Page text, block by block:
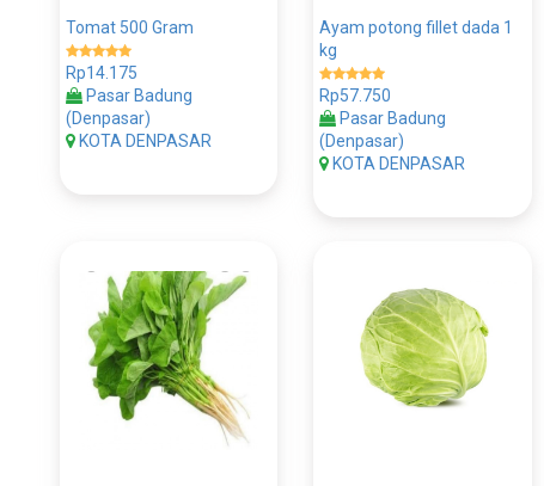
Tomat 500 Gram
Rp14.175
Pasar Badung
(Denpasar)
KOTA DENPASAR
Ayam potong fillet dada 1
kg
Rp57.750
Pasar Badung
(Denpasar)
KOTA DENPASAR